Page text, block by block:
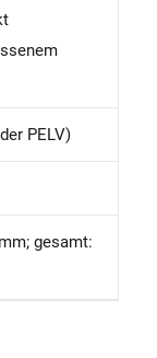
PELV)
gesamt: